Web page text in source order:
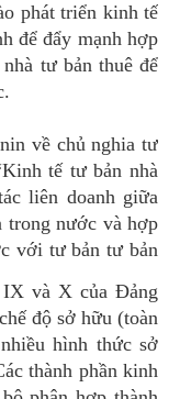
phát triển kinh tế
để đẩy mạnh hợp
tư bản thuê để
về chủ nghia tư
tế tư bản nhà
liên doanh giữa
trong nước và hợp
với tư bản tư bản
và X của Đảng
độ sở hữu (toàn
hình thức sở
thành phần kinh